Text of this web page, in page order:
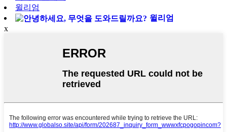
윌리엄
윌리엄
x